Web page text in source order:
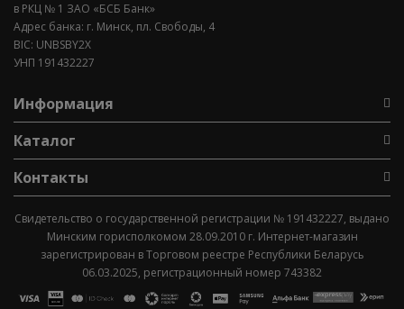
в РКЦ № 1 ЗАО «БСБ Банк»
Адрес банка: г. Минск, пл. Свободы, 4
BIC: UNBSBY2X
УНП 191432227
Информация
Каталог
Контакты
Свидетельство о государственной регистрации № 191432227, выдано
Минским горисполкомом 28.09.2010 г. Интернет-магазин
зарегистрирован в Торговом реестре Республики Беларусь
06.03.2025, регистрационный номер 743382